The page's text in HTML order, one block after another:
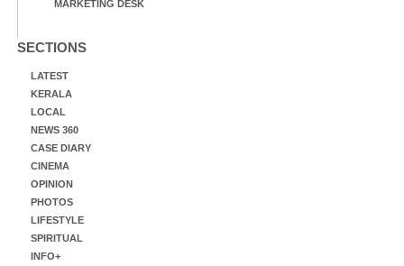
MARKETING DESK
SECTIONS
LATEST
KERALA
LOCAL
NEWS 360
CASE DIARY
CINEMA
OPINION
PHOTOS
LIFESTYLE
SPIRITUAL
INFO+